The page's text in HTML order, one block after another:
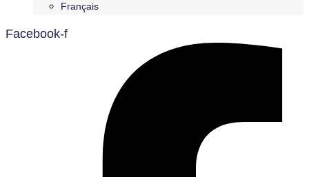
Français
Facebook-f